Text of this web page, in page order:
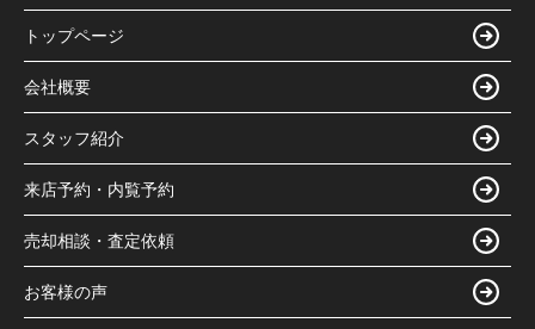
トップページ
会社概要
スタッフ紹介
来店予約・内覧予約
売却相談・査定依頼
お客様の声